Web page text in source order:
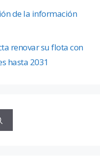
de la información
renovar su flota con
hasta 2031